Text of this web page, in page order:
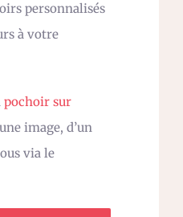
personnalisés
à votre
pochoir sur
image, d’un
via le